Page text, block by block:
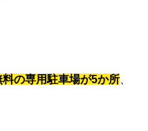
の専用駐車場が5か所